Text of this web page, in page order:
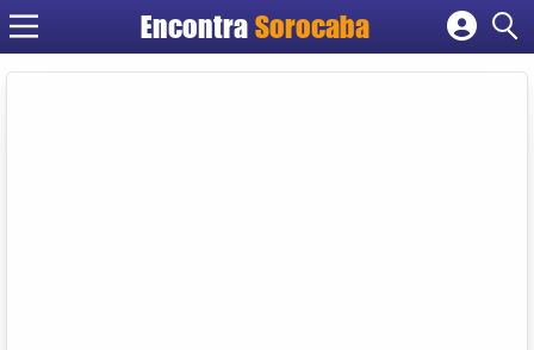
EncontraSorocaba
Cadastrar empresa